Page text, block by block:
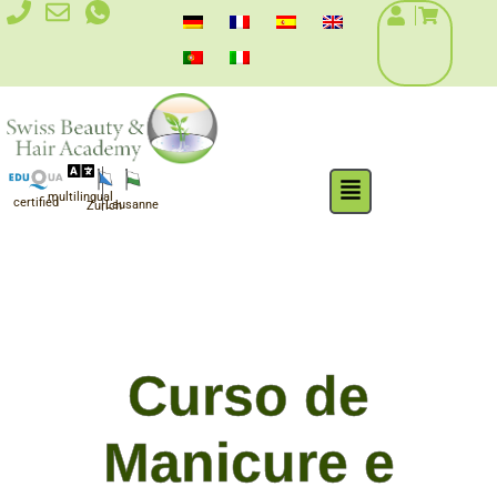
Skip
certifiedmultilingual
ZurichLausanne
Flyout
Menu
Curso de
Manicure e